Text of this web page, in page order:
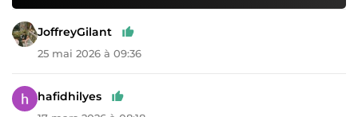
JoffreyGilant
25 mai 2026 à 09:36
hafidhilyes